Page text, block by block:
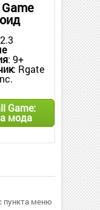
: 9+
: Rgate
Game:
мода
пункта меню